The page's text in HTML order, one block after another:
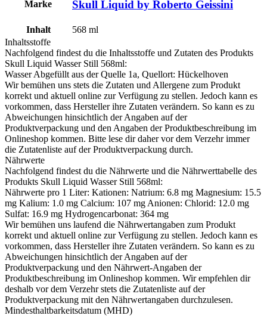
Marke Skull Liquid by Roberto Geissini
Inhalt 568 ml
Inhaltsstoffe
Nachfolgend findest du die Inhaltsstoffe und Zutaten des Produkts
Skull Liquid Wasser Still 568ml:
Wasser Abgefüllt aus der Quelle 1a, Quellort: Hückelhoven
Wir bemühen uns stets die Zutaten und Allergene zum Produkt
korrekt und aktuell online zur Verfügung zu stellen. Jedoch kann es
vorkommen, dass Hersteller ihre Zutaten verändern. So kann es zu
Abweichungen hinsichtlich der Angaben auf der
Produktverpackung und den Angaben der Produktbeschreibung im
Onlineshop kommen. Bitte lese dir daher vor dem Verzehr immer
die Zutatenliste auf der Produktverpackung durch.
Nährwerte
Nachfolgend findest du die Nährwerte und die Nährwerttabelle des
Produkts Skull Liquid Wasser Still 568ml:
Nährwerte pro 1 Liter: Kationen: Natrium: 6.8 mg Magnesium: 15.5
mg Kalium: 1.0 mg Calcium: 107 mg Anionen: Chlorid: 12.0 mg
Sulfat: 16.9 mg Hydrogencarbonat: 364 mg
Wir bemühen uns laufend die Nährwertangaben zum Produkt
korrekt und aktuell online zur Verfügung zu stellen. Jedoch kann es
vorkommen, dass Hersteller ihre Zutaten verändern. So kann es zu
Abweichungen hinsichtlich der Angaben auf der
Produktverpackung und den Nährwert-Angaben der
Produktbeschreibung im Onlineshop kommen. Wir empfehlen dir
deshalb vor dem Verzehr stets die Zutatenliste auf der
Produktverpackung mit den Nährwertangaben durchzulesen.
Mindesthaltbarkeitsdatum (MHD)